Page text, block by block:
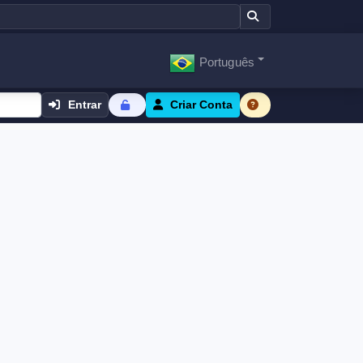
Português
Entrar Criar Conta